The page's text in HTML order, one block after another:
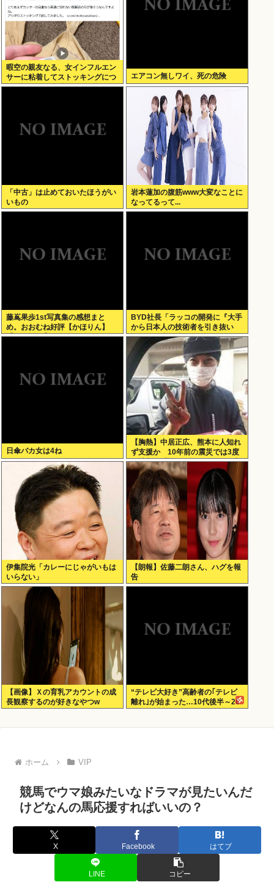
暇空の親友なる、女インフルエン
サーに粘着してストッキングにつ
いて語りだし嫌儲卿として格を見
エアコン無しワイ、死の危険
「中古」は止めておいたほうがい
いもの
岩本蓮加の腹筋www大変なことに
なってるって...
藤嶌果歩1st写真集の感想まと
め。おおむね好評【かほりん】
【日向坂46】
BYD社長「ラッコの開発に『大手
から日本人の技術者を引き抜い
た』って噂は嘘。開発チームに日
本人は0人です」
日傘バカ女は4ね
【胸熱】中居正広、熊本に人知れ
ず支援か 10年前の震災では3度
現地入り「誰にも知られなくて良
い」
伊集院光「カレーにじゃがいもは
いらない」
【朗報】佐藤二朗さん、ハグを報
告
【画像】Ｘの育乳アカウントの成
長観察するのが好きなやつw
“テレビ大好き”高齢者の｢テレビ
離れ｣が始まった…10代後半～20
ホーム VIP
競馬でウマ娘みたいなドラマが見たいんだ
けどなんの馬応援すればいいの？
X Facebook はてブ
LINE コピー